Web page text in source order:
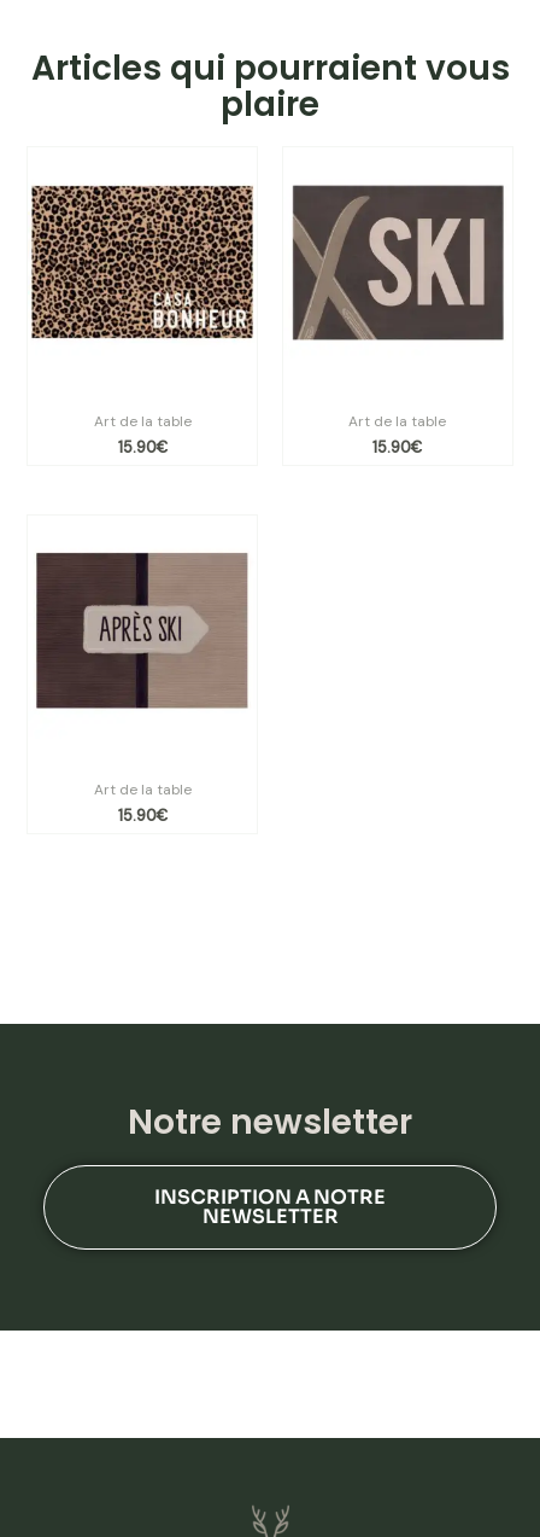
Articles qui pourraient vous
plaire
Art de la table
15.90€
Art de la table
15.90€
Art de la table
15.90€
Notre newsletter
INSCRIPTION A NOTRE
NEWSLETTER